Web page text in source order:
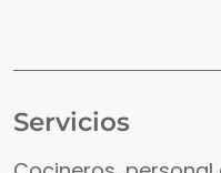
Servicios